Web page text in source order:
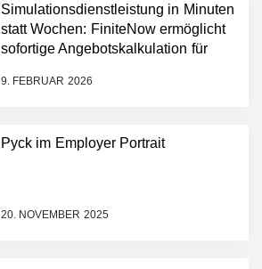
Simulationsdienstleistung in Minuten
statt Wochen: FiniteNow ermöglicht
sofortige Angebotskalkulation für
9. FEBRUAR 2026
Pyck im Employer Portrait
20. NOVEMBER 2025
Humanoider Roboter bringt
Hightech ins Stadion
Simulationsdienstleistung in
Minuten statt Wochen:
FiniteNow ermöglicht
Entwicklungsprozesse